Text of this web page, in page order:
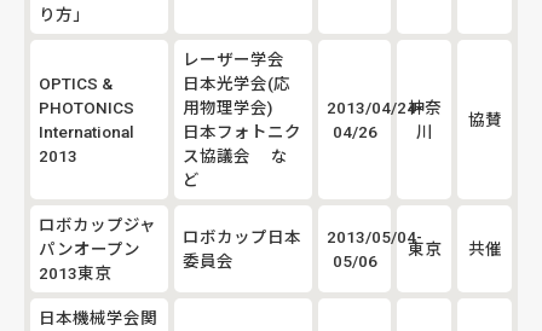
り方」
OPTICS &
PHOTONICS
International
2013
レーザー学会
日本光学会(応
用物理学会)
日本フォトニク
ス協議会 な
ど
2013/04/24-
04/26
神奈
川
協賛
ロボカップジャ
パンオープン
2013東京
ロボカップ日本
委員会
2013/05/04-
05/06
東京 共催
日本機械学会関